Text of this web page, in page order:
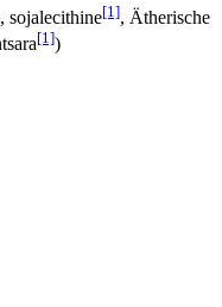
sojalecithine[1], Ätherische
[1])